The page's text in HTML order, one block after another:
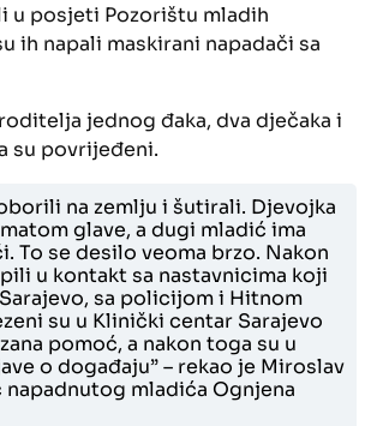
u posjeti Pozorištu mladih
ih napali maskirani napadači sa
jednog đaka, dva dječaka i
su povrijeđeni.
na zemlju i šutirali. Djevojka
glave, a dugi mladić ima
To se desilo veoma brzo. Nakon
u kontakt sa nastavnicima koji
sa policijom i Hitnom
su u Klinički centar Sarajevo
pomoć, a nakon toga su u
o događaju” – rekao je Miroslav
mladića Ognjena